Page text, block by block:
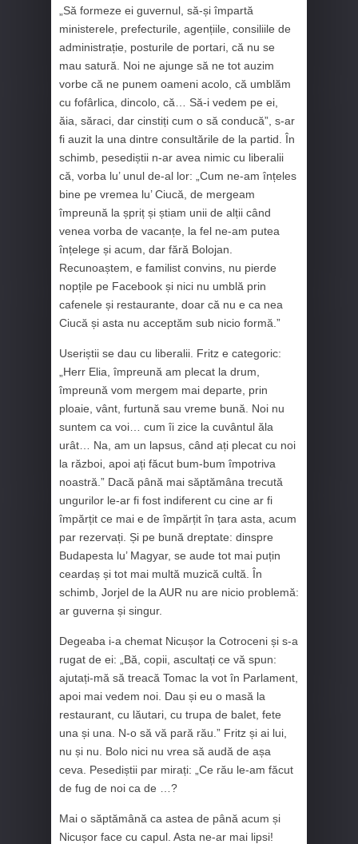
„Să formeze ei guvernul, să-și împartă
ministerele, prefecturile, agențiile, consiliile de
administrație, posturile de portari, că nu se
mau satură. Noi ne ajunge să ne tot auzim
vorbe că ne punem oameni acolo, că umblăm
cu fofârlica, dincolo, că… Să-i vedem pe ei,
ăia, săraci, dar cinstiți cum o să conducă”, s-ar
fi auzit la una dintre consultările de la partid. În
schimb, pesediștii n-ar avea nimic cu liberalii
că, vorba lu’ unul de-al lor: „Cum ne-am înțeles
bine pe vremea lu’ Ciucă, de mergeam
împreună la șpriț și știam unii de alții când
venea vorba de vacanțe, la fel ne-am putea
înțelege și acum, dar fără Bolojan.
Recunoaștem, e familist convins, nu pierde
nopțile pe Facebook și nici nu umblă prin
cafenele și restaurante, doar că nu e ca nea
Ciucă și asta nu acceptăm sub nicio formă.”
Useriștii se dau cu liberalii. Fritz e categoric:
„Herr Elia, împreună am plecat la drum,
împreună vom mergem mai departe, prin
ploaie, vânt, furtună sau vreme bună. Noi nu
suntem ca voi… cum îi zice la cuvântul ăla
urât… Na, am un lapsus, când ați plecat cu noi
la război, apoi ați făcut bum-bum împotriva
noastră.” Dacă până mai săptămâna trecută
ungurilor le-ar fi fost indiferent cu cine ar fi
împărțit ce mai e de împărțit în țara asta, acum
par rezervați. Și pe bună dreptate: dinspre
Budapesta lu’ Magyar, se aude tot mai puțin
ceardaș și tot mai multă muzică cultă. În
schimb, Jorjel de la AUR nu are nicio problemă:
ar guverna și singur.
Degeaba i-a chemat Nicușor la Cotroceni și s-a
rugat de ei: „Bă, copii, ascultați ce vă spun:
ajutați-mă să treacă Tomac la vot în Parlament,
apoi mai vedem noi. Dau și eu o masă la
restaurant, cu lăutari, cu trupa de balet, fete
una și una. N-o să vă pară rău.” Fritz și ai lui,
nu și nu. Bolo nici nu vrea să audă de așa
ceva. Pesediștii par mirați: „Ce rău le-am făcut
de fug de noi ca de …?
Mai o săptămână ca astea de până acum și
Nicușor face cu capul. Asta ne-ar mai lipsi!